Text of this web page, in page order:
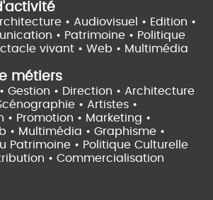
• Audiovisuel • Edition •
• Patrimoine • Politique
vivant • Web • Multimédia
métiers
Gestion • Direction • Architecture
• Artistes •
Promotion • Marketing •
• Multimédia • Graphisme •
Patrimoine • Politique Culturelle
• Commercialisation